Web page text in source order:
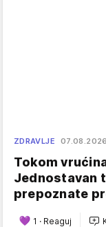
ZDRAVLJE
Tokom
Jednostavan
prepoznate
1 · Reaguj